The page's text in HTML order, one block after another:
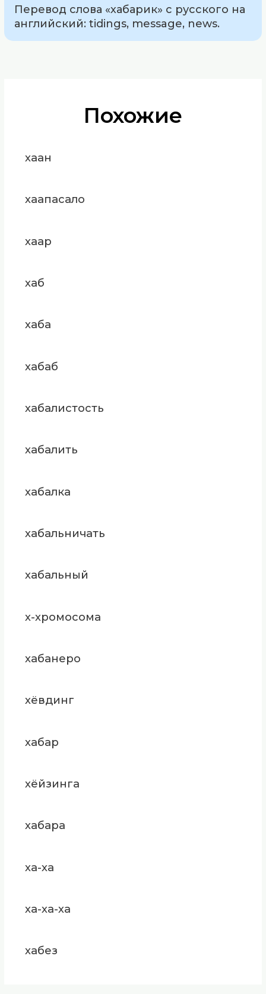
Перевод слова «хабарик» с русского на
английский: tidings, message, news.
Похожие
хаан
хаапасало
хаар
хаб
хаба
хабаб
хабалистость
хабалить
хабалка
хабальничать
хабальный
х-хромосома
хабанеро
хёвдинг
хабар
хёйзинга
хабара
ха-ха
ха-ха-ха
хабез